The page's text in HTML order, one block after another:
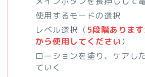
使用するモードの選択
レベル選択（5段階ありま
から使用してください）
ローションを塗り、ケアし
ていく